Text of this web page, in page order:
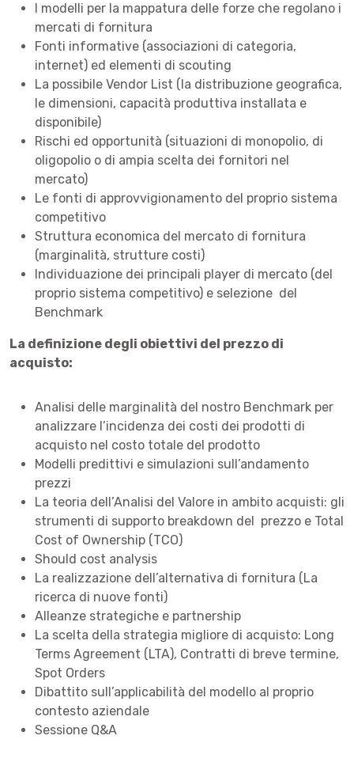
I modelli per la mappatura delle forze che regolano i
mercati di fornitura
Fonti informative (associazioni di categoria,
internet) ed elementi di scouting
La possibile Vendor List (la distribuzione geografica,
le dimensioni, capacità produttiva installata e
disponibile)
Rischi ed opportunità (situazioni di monopolio, di
oligopolio o di ampia scelta dei fornitori nel
mercato)
Le fonti di approvvigionamento del proprio sistema
competitivo
Struttura economica del mercato di fornitura
(marginalità, strutture costi)
Individuazione dei principali player di mercato (del
proprio sistema competitivo) e selezione del
Benchmark
La definizione degli obiettivi del prezzo di
acquisto:
Analisi delle marginalità del nostro Benchmark per
analizzare l’incidenza dei costi dei prodotti di
acquisto nel costo totale del prodotto
Modelli predittivi e simulazioni sull’andamento
prezzi
La teoria dell’Analisi del Valore in ambito acquisti: gli
strumenti di supporto breakdown del prezzo e Total
Cost of Ownership (TCO)
Should cost analysis
La realizzazione dell’alternativa di fornitura (La
ricerca di nuove fonti)
Alleanze strategiche e partnership
La scelta della strategia migliore di acquisto: Long
Terms Agreement (LTA), Contratti di breve termine,
Spot Orders
Dibattito sull’applicabilità del modello al proprio
contesto aziendale
Sessione Q&A